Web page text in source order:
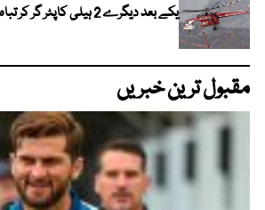
یکے بعد دیگرے 2 ہیلی کاپٹر گر کر تباہ؛ متعدد ہلاکتیں
مقبول ترین خبریں